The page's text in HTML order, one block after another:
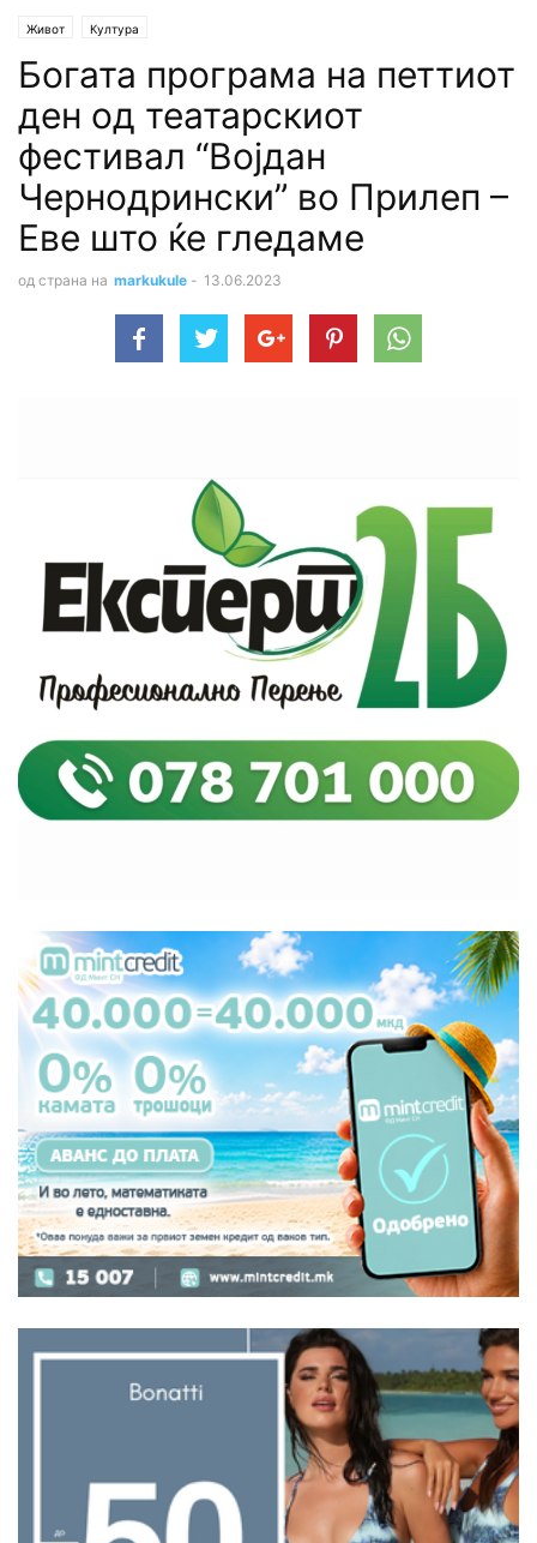
Живот Култура
Богата програма на петтиот
ден од театарскиот
фестивал “Војдан
Чернодрински” во Прилеп –
Еве што ќе гледаме
од страна на markukule - 13.06.2023